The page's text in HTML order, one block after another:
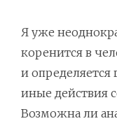
Я уже
коренится в
и определяется
иные действия
Возможна ли